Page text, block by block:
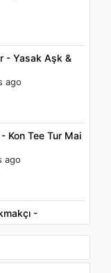
- Yasak Aşk &
ago
Kon Tee Tur Mai
ago
-
ago